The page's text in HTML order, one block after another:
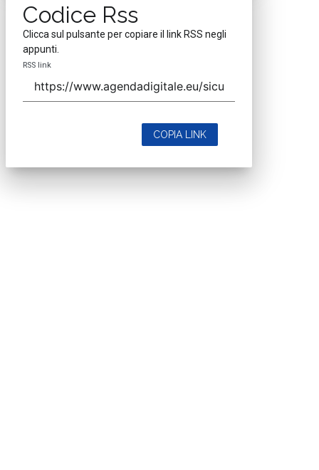
Codice Rss
Clicca sul pulsante per copiare il link RSS negli
appunti.
RSS link
COPIA LINK